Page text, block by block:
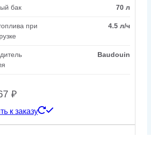
бак 70 л
при
4.5 л/ч
Baudouin
₽
к заказу